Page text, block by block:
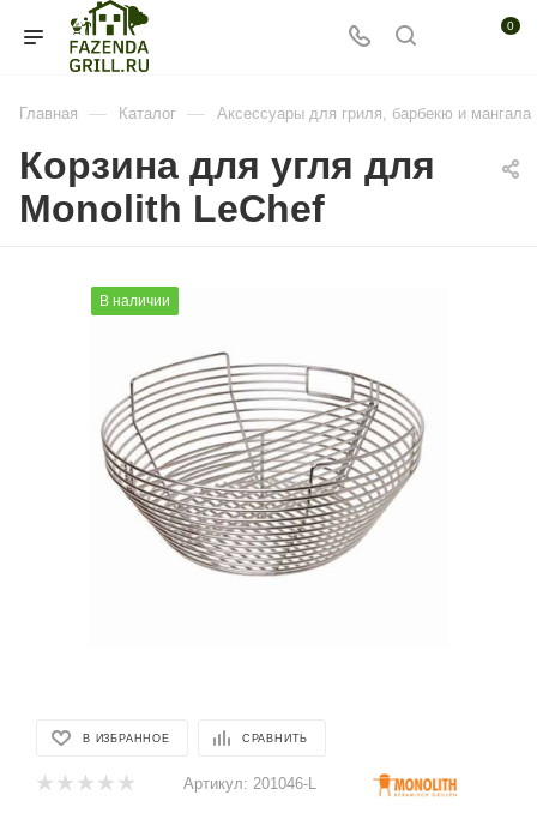
0
Главная — Каталог — Аксессуары для гриля, барбекю и мангала
Корзина для угля для
Monolith LeChef
В наличии
В ИЗБРАННОЕ СРАВНИТЬ
Артикул: 201046-L